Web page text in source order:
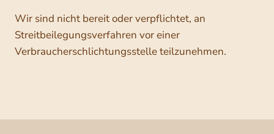
Wir sind nicht bereit oder verpflichtet, an
Streitbeilegungsverfahren vor einer
Verbraucherschlichtungsstelle teilzunehmen.